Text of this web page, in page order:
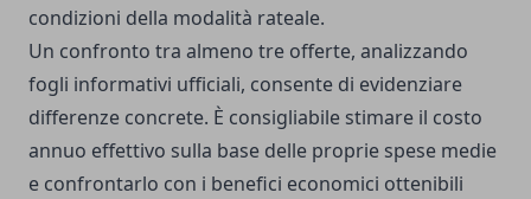
condizioni della modalità rateale.
Un confronto tra almeno tre offerte, analizzando
fogli informativi ufficiali, consente di evidenziare
differenze concrete. È consigliabile stimare il costo
annuo effettivo sulla base delle proprie spese medie
e confrontarlo con i benefici economici ottenibili